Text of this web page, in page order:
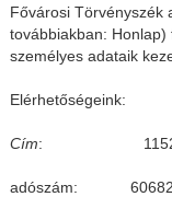
Fővárosi Törvényszék
továbbiakban:
személyes adataik
Elérhetőségeink:
Cím: 1152
adószám: